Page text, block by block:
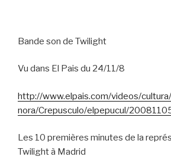
Bande son de Twilight
Vu dans El Pais du 24/11/8
http://www.elpais.com/videos/
nora/Crepusculo/elpepucul/
Les 10 premières minutes de la
Twilight à Madrid